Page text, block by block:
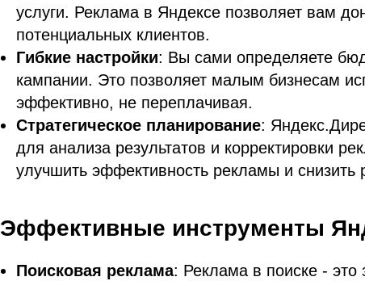
услуги. Реклама в Яндексе позволяет вам
потенциальных клиентов.
Гибкие настройки: Вы сами определяете
кампании. Это позволяет малым бизнесам
эффективно, не переплачивая.
Стратегическое планирование:
для анализа результатов и корректировки
улучшить эффективность рекламы и снизить
Эффективные инструменты
Поисковая реклама: Реклама в поиске -